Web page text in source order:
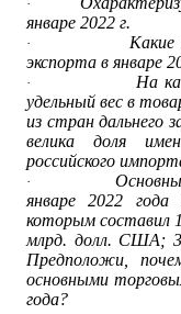
·
январе 2022 г.
·
Какие
экспорта в январе
·
На
удельный вес в
из стран дальнего
велика доля
российского
·
январе 2022
которым составил
млрд. долл. США;
Предположи,
основными
года?